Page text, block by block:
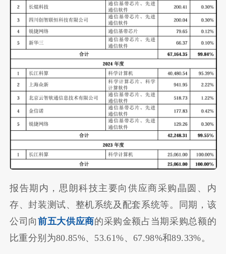
报告期内，思朗科技主要向供应商采购晶圆、内
存、封装测试、整机系统及配套系统等。同期，该
公司向前五大供应商的采购金额占当期采购总额的
比重分别为80.85%、53.61%、67.98%和89.33%。